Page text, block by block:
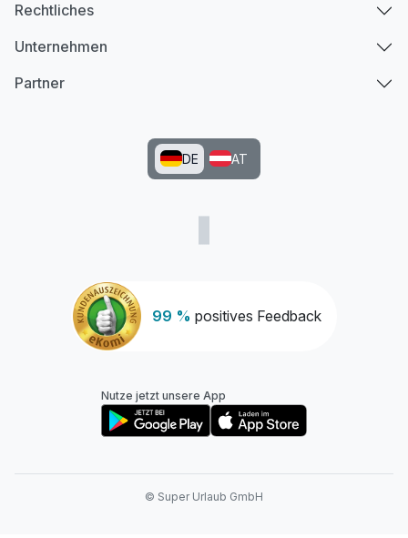
99 % positives Feedback
Rechtliches
Unternehmen
Partner
DE AT
Nutze jetzt unsere App
© Super Urlaub GmbH